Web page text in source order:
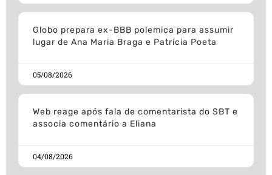
Globo prepara ex-BBB polemica para assumir
lugar de Ana Maria Braga e Patrícia Poeta
05/08/2026
Web reage após fala de comentarista do SBT e
associa comentário a Eliana
04/08/2026